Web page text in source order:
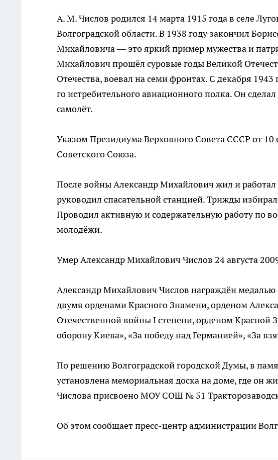
А. М. Числов родился 14 марта 1915 года в селе
Волгоградской области. В 1938 году закончил
Михайловича — это яркий пример мужества и
Михайлович прошёл суровые годы Великой
Отечества, воевал на семи фронтах. С декабря
го истребительного авиационного полка. Он
самолёт.
Указом Президиума Верховного Совета СССР от 10
Советского Союза.
После войны Александр Михайлович жил и работал
руководил спасательной станцией. Трижды
Проводил активную и содержательную работу по
молодёжи.
Умер Александр Михайлович Числов 24 августа
Александр Михайлович Числов награждён
двумя орденами Красного Знамени, орденом
Отечественной войны I степени, орденом Красной
оборону Киева», «За победу над Германией», «За
По решению Волгоградской городской Думы, в
установлена мемориальная доска на доме, где он
Числова присвоено МОУ СОШ № 51
Об этом сообщает пресс-центр администрации